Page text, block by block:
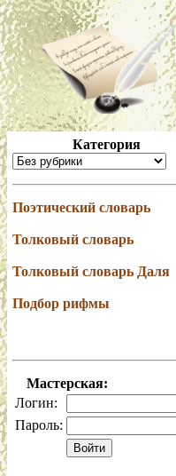
Категория
Поэтический словарь
Толковый словарь
Толковый словарь Даля
Подбор рифмы
Мастерская:
Логин:
Пароль: